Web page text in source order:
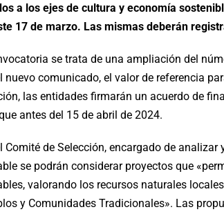
a los ejes de cultura y economía
17 de marzo. Las mismas deberán
se trata de una ampliación del
nuevo comunicado, el valor de referencia
las entidades firmarán un acuerdo de
antes del 15 de abril de 2024.
Comité de Selección, encargado de
se podrán considerar proyectos que
valorando los recursos naturales
y Comunidades Tradicionales». Las